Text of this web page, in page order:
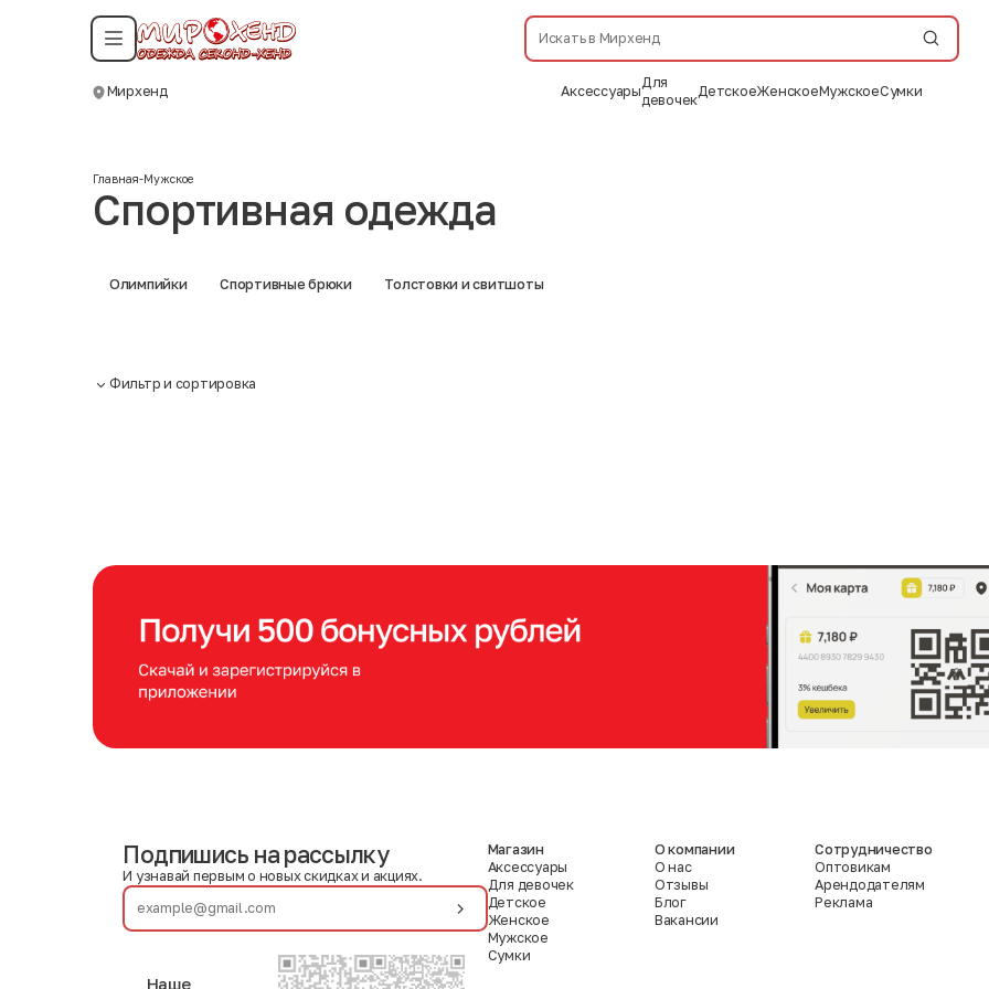
Мирхенд Аксессуары
Для
девочек
ДетскоеЖенскоеМужскоеСумки
Смотреть все даты
Главная-Мужское
Спортивная одежда
Олимпийки Спортивные брюки Толстовки и свитшоты
Фильтр и сортировка
Подпишись на рассылку
И узнавай первым о новых скидках и акциях.
Наше
Магазин
Аксессуары
Для девочек
Детское
Женское
Мужское
Сумки
О компании
О нас
Отзывы
Блог
Вакансии
Сотрудничество
Оптовикам
Арендодателям
Реклама